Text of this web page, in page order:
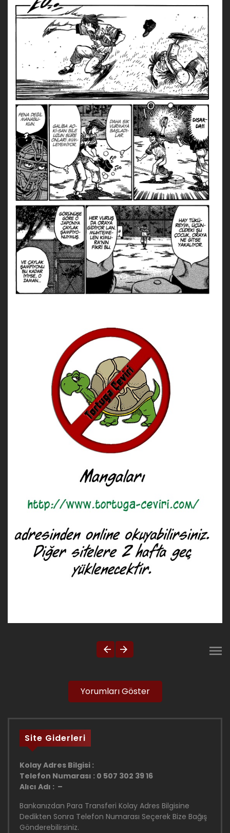
Yorumları Göster
Site Giderleri
Kolay Adres Bilgisi :
Telefon Numarası : 0 507 302 39 16
Alıcı Adı : –
Bankanızdan Para Transferi Kolay Adres Bilgisine
Dedikten Sonra Telefon Numarası Seçerek Bize Bağış
Gönderebilirsiniz.